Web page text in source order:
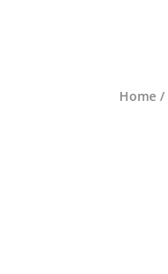
Home /